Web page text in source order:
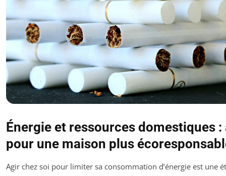
Énergie et ressources domestiques :
pour une maison plus
Agir chez soi pour limiter sa consommation d’énergie est une